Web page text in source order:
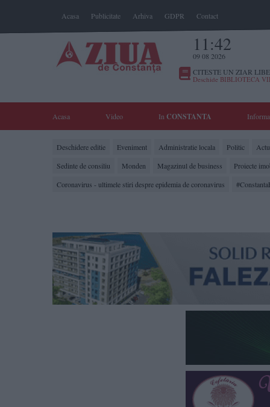
Acasa Publicitate Arhiva GDPR Contact
11:42
09 08 2026
CITESTE UN ZIAR
Deschide BIBLIOTECA
Acasa Video In CONSTANTA
Deschidere editie Eveniment Administratie locala Politic
Sedinte de consiliu
Monden Magazinul de business Proiecte
Coronavirus - ultimele stiri despre epidemia de coronavirus